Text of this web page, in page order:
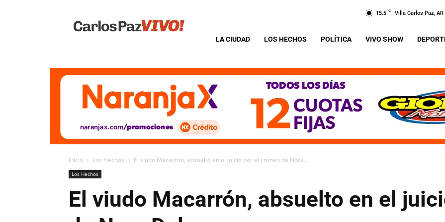
Vivo
15.5 C Villa Carlos Paz, AR
LA CIUDAD LOS HECHOS POLÍTICA VIVO SHOW
Inicio Los Hechos El viudo Macarrón, absuelto en el juicio por el crimen de Nora...
Los Hechos
El viudo Macarrón, absuelto en el